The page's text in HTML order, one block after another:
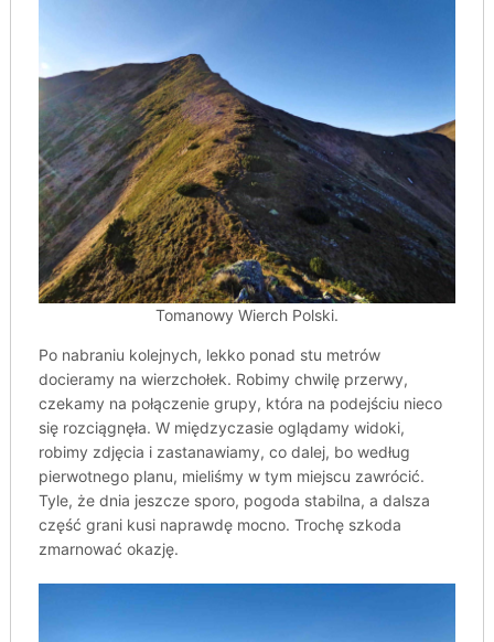
Tomanowy Wierch Polski.
Po nabraniu kolejnych, lekko ponad stu metrów
docieramy na wierzchołek. Robimy chwilę przerwy,
czekamy na połączenie grupy, która na podejściu nieco
się rozciągnęła. W międzyczasie oglądamy widoki,
robimy zdjęcia i zastanawiamy, co dalej, bo według
pierwotnego planu, mieliśmy w tym miejscu zawrócić.
Tyle, że dnia jeszcze sporo, pogoda stabilna, a dalsza
część grani kusi naprawdę mocno. Trochę szkoda
zmarnować okazję.